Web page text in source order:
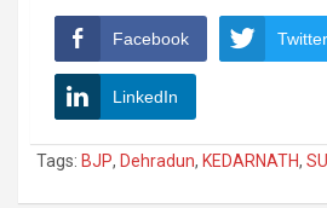
Facebook Twitter
LinkedIn
Tags: BJP, Dehradun, KEDARNATH,